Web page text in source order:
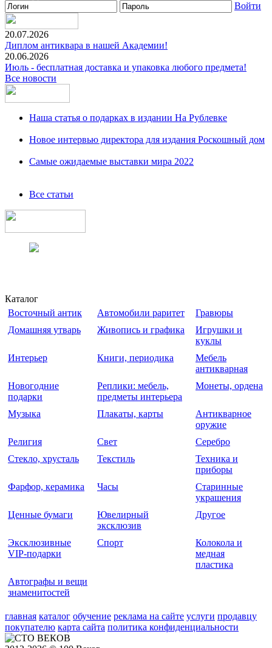
Войти
20.07.2026
Диплом антиквара в нашей Академии!
20.06.2026
Июль - бесплатная доставка и упаковка любого предмета!
Все новости
Наша статья о подарках в издании На Рублевке
Новое интервью директора для издания Роскошный дом
Самые ожидаемые выставки мира 2022
Все статьи
Каталог
Восточный антик
Автомобили раритет
Гравюры
Домашняя утварь
Живопись и графика
Игрушки и
куклы
Интерьер
Книги, периодика
Мебель
антикварная
Новогодние
подарки
Реплики: мебель,
предметы интерьера
Монеты, ордена
Музыка Плакаты, карты
Антикварное
оружие
Религия
Свет
Серебро
Стекло, хрусталь
Текстиль
Техника и
приборы
Фарфор, керамика
Часы
Старинные
украшения
Ценные бумаги
Ювелирный
эксклюзив
Другое
Эксклюзивные
VIP-подарки
Спорт
Колокола и
медная
пластика
Автографы и вещи
знаменитостей
главная каталог обучение реклама на сайте услуги продавцу
покупателю карта сайта политика конфиденциальности